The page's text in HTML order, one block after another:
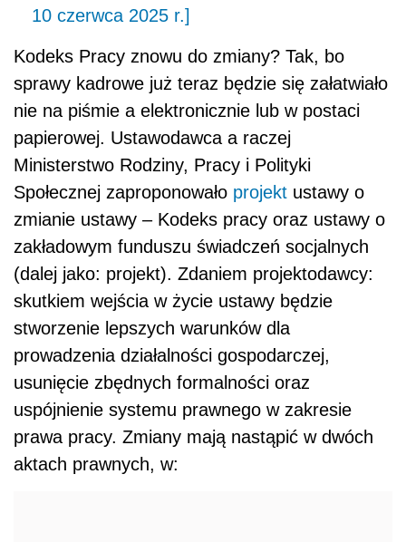
10 czerwca 2025 r.]
Kodeks Pracy znowu do zmiany? Tak, bo
sprawy kadrowe już teraz będzie się załatwiało
nie na piśmie a elektronicznie lub w postaci
papierowej. Ustawodawca a raczej
Ministerstwo Rodziny, Pracy i Polityki
Społecznej zaproponowało projekt ustawy o
zmianie ustawy – Kodeks pracy oraz ustawy o
zakładowym funduszu świadczeń socjalnych
(dalej jako: projekt). Zdaniem projektodawcy:
skutkiem wejścia w życie ustawy będzie
stworzenie lepszych warunków dla
prowadzenia działalności gospodarczej,
usunięcie zbędnych formalności oraz
uspójnienie systemu prawnego w zakresie
prawa pracy. Zmiany mają nastąpić w dwóch
aktach prawnych, w: